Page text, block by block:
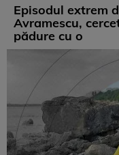
Episodul extrem
Avramescu,
pădure cu o